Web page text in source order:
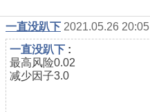
一直没趴下 2021.05.26 20:05
一直没趴下 :
最高风险0.02
减少因子3.0